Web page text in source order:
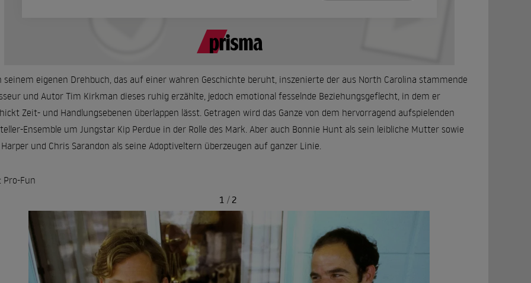
seinem eigenen Drehbuch, das auf einer wahren Geschichte beruht, inszenierte der aus North Carolina stammende
und Autor Tim Kirkman dieses ruhig erzählte, jedoch emotional fesselnde Beziehungsgeflecht, in dem er
Zeit- und Handlungsebenen überlappen lässt. Getragen wird das Ganze von dem hervorragend aufspielenden
Ensemble um Jungstar Kip Perdue in der Rolle des Mark. Aber auch Bonnie Hunt als sein leibliche Mutter sowie
Harper und Chris Sarandon als seine Adoptiveltern überzeugen auf ganzer Linie.
Pro-Fun
1 / 2